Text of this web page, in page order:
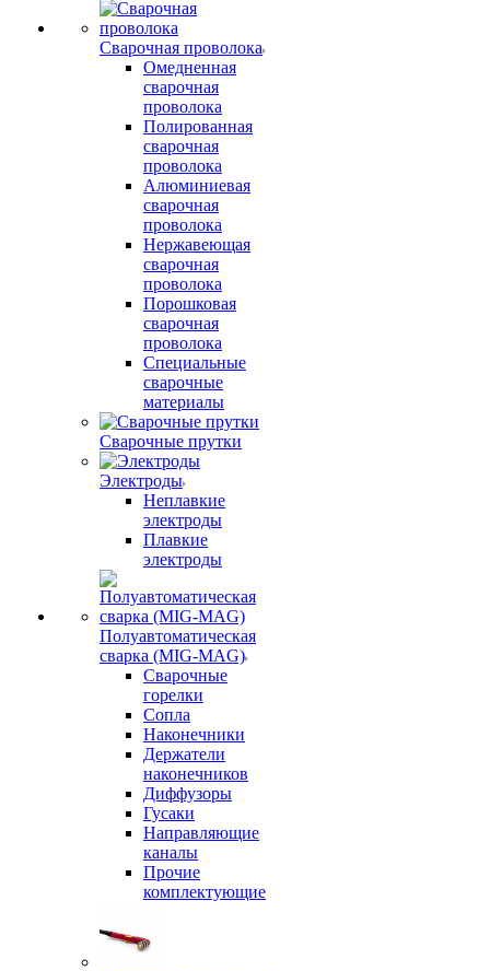
Сварочная проволока
Омедненная
сварочная
проволока
Полированная
сварочная
проволока
Алюминиевая
сварочная
проволока
Нержавеющая
сварочная
проволока
Порошковая
сварочная
проволока
Специальные
сварочные
материалы
Сварочные прутки
Электроды
Неплавкие
электроды
Плавкие
электроды
Полуавтоматическая
сварка (MIG-MAG)
Сварочные
горелки
Сопла
Наконечники
Держатели
наконечников
Диффузоры
Гусаки
Направляющие
каналы
Прочие
комплектующие